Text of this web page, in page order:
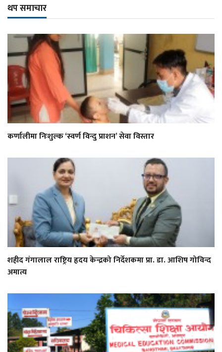
थप समाचार
कर्णालीमा निःशुल्क ‘स्वर्ण विन्दु प्राशन’ सेवा विस्तार
शहीद गंगालाल राष्ट्रिय हृदय केन्द्रको निर्देशकमा प्रा. डा. आशिष गोविन्द
अमात्य